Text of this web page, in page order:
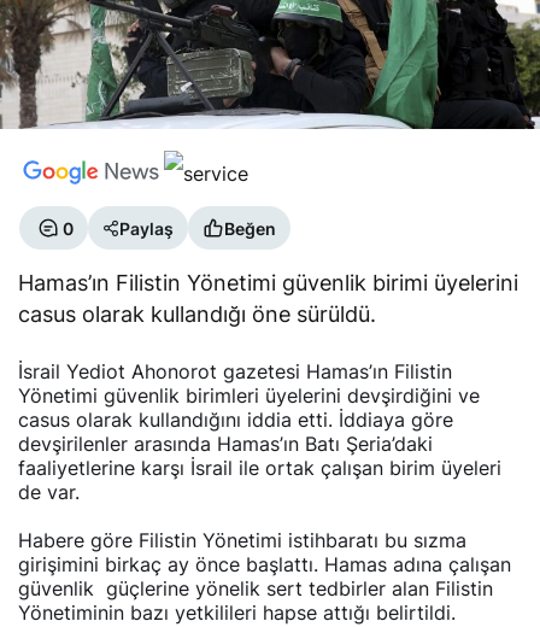
0 Paylaş Beğen
Hamas’ın Filistin Yönetimi güvenlik birimi üyelerini
casus olarak kullandığı öne sürüldü.
İsrail Yediot Ahonorot gazetesi Hamas’ın Filistin
Yönetimi güvenlik birimleri üyelerini devşirdiğini ve
casus olarak kullandığını iddia etti. İddiaya göre
devşirilenler arasında Hamas’ın Batı Şeria’daki
faaliyetlerine karşı İsrail ile ortak çalışan birim üyeleri
de var.
Habere göre Filistin Yönetimi istihbaratı bu sızma
girişimini birkaç ay önce başlattı. Hamas adına çalışan
güvenlik güçlerine yönelik sert tedbirler alan Filistin
Yönetiminin bazı yetkilileri hapse attığı belirtildi.